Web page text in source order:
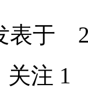
于
注 1